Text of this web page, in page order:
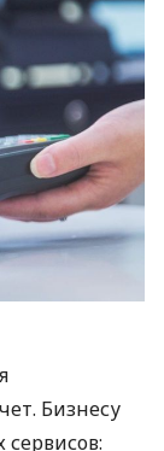
Бизнесу